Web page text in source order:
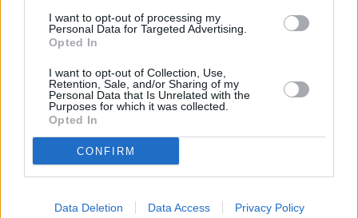
I want to opt-out of processing my
Personal Data for Targeted Advertising.
Opted In
I want to opt-out of Collection, Use,
Retention, Sale, and/or Sharing of my
Personal Data that Is Unrelated with the
Purposes for which it was collected.
Opted In
CONFIRM
Data Deletion Data Access Privacy Policy
Zwetschken Streuselkuchen
Zwetschken Blechkuchen
Leicht
Zwetschkenknödel